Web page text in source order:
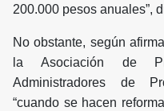
200.000 pesos anuales”,
No obstante, según
la Asociación de
Administradores de
“cuando se hacen